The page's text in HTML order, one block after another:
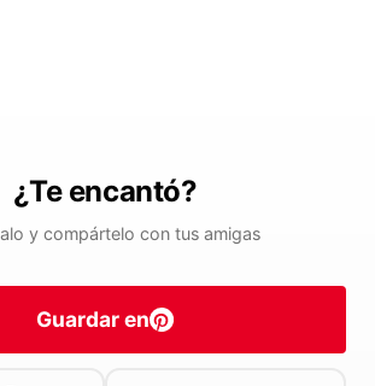
¿Te encantó?
y compártelo con tus amigas
Guardar en